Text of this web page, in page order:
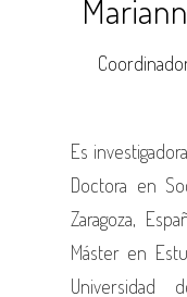
Es
Doctora en
Zaragoza,
Máster en
Universidad